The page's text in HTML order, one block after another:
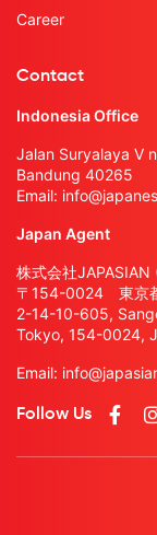
Career
Contact
Indonesia Office
Jalan Suryalaya V
Bandung 40265
Email:
Japan Agent
株式会社JAPASIAN
〒154-0024 東京
2-14-10-605,
Tokyo, 154-0024,
Email:
Follow Us